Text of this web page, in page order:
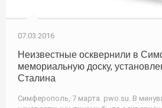
07.03.2016
Неизвестные осквернили в
мемориальную доску,
Сталина
Симферополь, 7 марта. pwo.su. В